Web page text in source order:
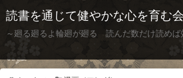
読書を通じて健やかな心を育む会
～廻る廻るよ輪廻が廻る 読んだ数だけ読めば